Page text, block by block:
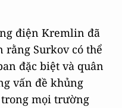
điện Kremlin đã
rằng Surkov có thể
đặc biệt và quân
vấn đề khủng
mọi trường